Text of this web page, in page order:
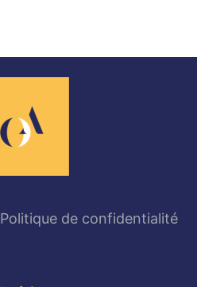
Politique de confidentialité